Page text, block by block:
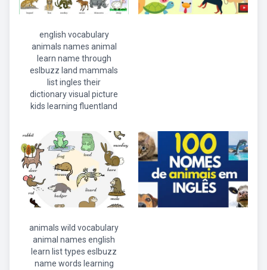
english vocabulary
animals names animal
learn name through
eslbuzz land mammals
list ingles their
dictionary visual picture
kids learning fluentland
animals wild vocabulary
animal names english
learn list types eslbuzz
name words learning